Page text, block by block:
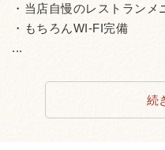
・当店自慢のレストラン
・もちろんWI-FI完備
...
続